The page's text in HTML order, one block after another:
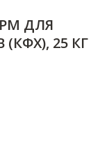
ДЛЯ
25 КГ